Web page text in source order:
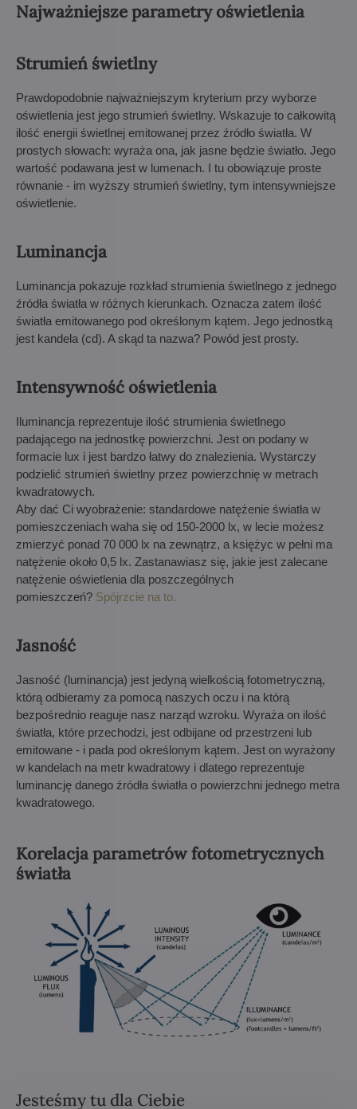
Najważniejsze parametry oświetlenia
Strumień świetlny
Prawdopodobnie najważniejszym kryterium przy wyborze
oświetlenia jest jego strumień świetlny. Wskazuje to całkowitą
ilość energii świetlnej emitowanej przez źródło światła. W
prostych słowach: wyraża ona, jak jasne będzie światło. Jego
wartość podawana jest w lumenach. I tu obowiązuje proste
równanie - im wyższy strumień świetlny, tym intensywniejsze
oświetlenie.
Luminancja
Luminancja pokazuje rozkład strumienia świetlnego z jednego
źródła światła w różnych kierunkach. Oznacza zatem ilość
światła emitowanego pod określonym kątem. Jego jednostką
jest kandela (cd). A skąd ta nazwa? Powód jest prosty.
Intensywność oświetlenia
Iluminancja reprezentuje ilość strumienia świetlnego
padającego na jednostkę powierzchni. Jest on podany w
formacie lux i jest bardzo łatwy do znalezienia. Wystarczy
podzielić strumień świetlny przez powierzchnię w metrach
kwadratowych.
Aby dać Ci wyobrażenie: standardowe natężenie światła w
pomieszczeniach waha się od 150-2000 lx, w lecie możesz
zmierzyć ponad 70 000 lx na zewnątrz, a księżyc w pełni ma
natężenie około 0,5 lx. Zastanawiasz się, jakie jest zalecane
natężenie oświetlenia dla poszczególnych
pomieszczeń? Spójrzcie na to.
Jasność
Jasność (luminancja) jest jedyną wielkością fotometryczną,
którą odbieramy za pomocą naszych oczu i na którą
bezpośrednio reaguje nasz narząd wzroku. Wyraża on ilość
światła, które przechodzi, jest odbijane od przestrzeni lub
emitowane - i pada pod określonym kątem. Jest on wyrażony
w kandelach na metr kwadratowy i dlatego reprezentuje
luminancję danego źródła światła o powierzchni jednego metra
kwadratowego.
Korelacja parametrów fotometrycznych
światła
Jesteśmy tu dla Ciebie